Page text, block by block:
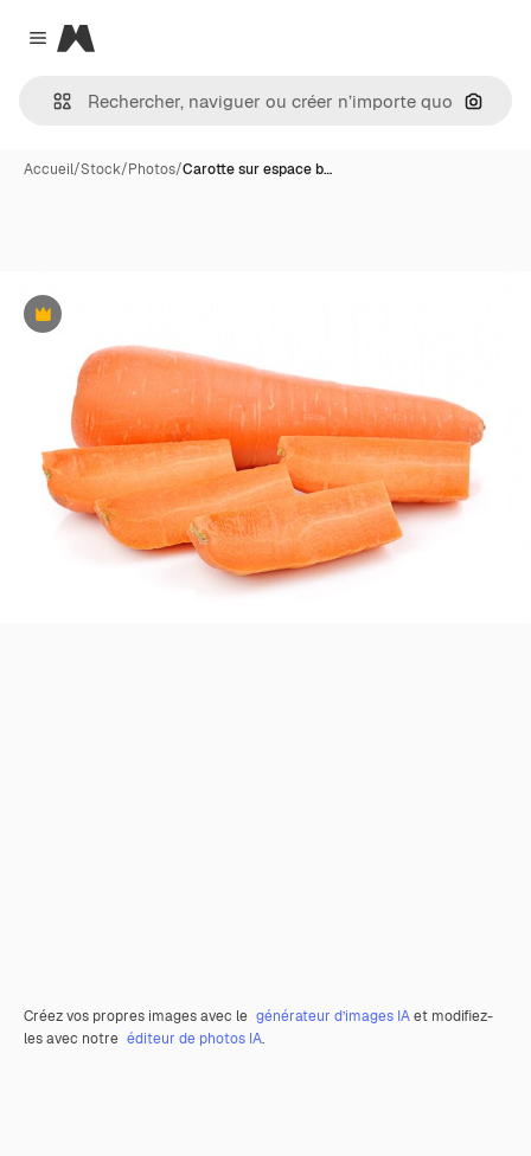
Close menu
Magnific
Accueil/Stock/Photos/Carotte sur espace b…
Premium
Créez vos propres images avec le générateur d’images IAet modifiez-
les avec notre éditeur de photos IA.